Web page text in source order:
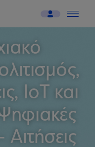
IoT και
Αιτήσεις